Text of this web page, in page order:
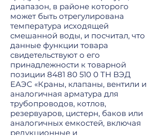
диапазон, в районе которого
может быть отрегулирована
температура исходящей
смешанной воды, и посчитал, что
данные функции товара
свидетельствуют о его
принадлежности к товарной
позиции 8481 80 510 0 ТН ВЭД
ЕАЭС «Краны, клапаны, вентили и
аналогичная арматура для
трубопроводов, котлов,
резервуаров, цистерн, баков или
аналогичных емкостей, включая
редукционные и